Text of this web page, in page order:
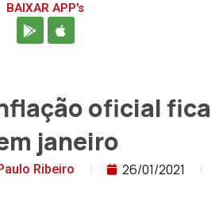
BAIXAR APP's
oficial fica
janeiro
Ribeiro
26/01/2021